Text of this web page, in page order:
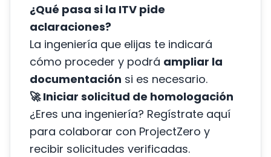
¿Qué pasa si la ITV pide
aclaraciones?
La ingeniería que elijas te indicará
cómo proceder y podrá ampliar la
documentación si es necesario.
🚀 Iniciar solicitud de homologación
¿Eres una ingeniería? Regístrate aquí
para colaborar con ProjectZero y
recibir solicitudes verificadas.